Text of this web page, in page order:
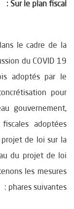
Sur le plan fiscal :
le cadre de la
du COVID 19
adoptés par le
pour
gouvernement,
adoptées
de loi sur la
du projet de loi
les mesures
phares suivantes :